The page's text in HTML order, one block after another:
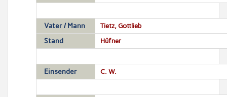
Vater / Mann Tietz, Gottlieb
Stand Hüfner
Einsender C. W.